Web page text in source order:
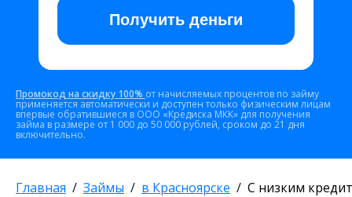
Получить деньги
Промокод на скидку 100% от начисляемых процентов по займу
применяется автоматически и доступен только физическим лицам
впервые обратившиеся в ООО «Кредиска МКК» для получения
займа в размере от 1 000 до 50 000 рублей, сроком до 21 дня
включительно.
Главная Займы в Красноярске С низким